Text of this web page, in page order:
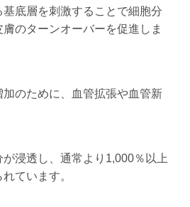
底層を刺激することで細胞分
のターンオーバーを促進しま
のために、血管拡張や血管新
浸透し、通常より1,000％以上
ています。